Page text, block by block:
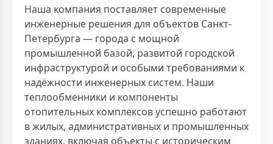
Наша компания поставляет современные
инженерные решения для объектов Санкт-
Петербурга — города с мощной
промышленной базой, развитой городской
инфраструктурой и особыми требованиями к
надёжности инженерных систем. Наши
теплообменники и компоненты
отопительных комплексов успешно работают
в жилых, административных и промышленных
зданиях, включая объекты с историческим